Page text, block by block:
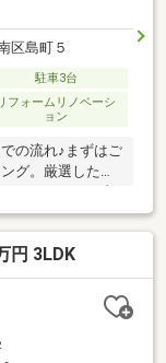
区島町５
駐車3台
フォームリノベーシ
ョン
の流れ♪まずはご
グ。厳選した物
柔軟に調整いた
でサポート♪「年
職後でもローン
丁寧にご対応。
バイスを行いま
ります。TEL：
円 3LDK